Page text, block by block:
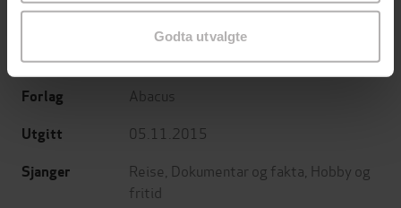
Godta utvalgte
A Journey into Tibetan History
Forfattere Charles Allen(forfatter)
Forlag Abacus
Utgitt 05.11.2015
Sjanger Reise Dokumentar og fakta Hobby og
fritid